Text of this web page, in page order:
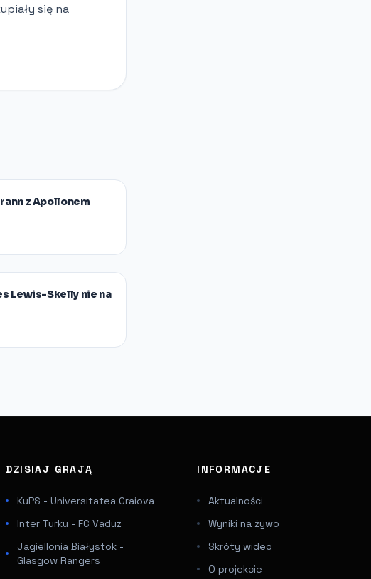
się na
z Apollonem
Lewis-Skelly nie na
DZISIAJ GRAJĄ
KuPS - Universitatea Craiova
Inter Turku - FC Vaduz
Jagiellonia Białystok -
Glasgow Rangers
INFORMACJE
Aktualności
Wyniki na żywo
Skróty wideo
O projekcie